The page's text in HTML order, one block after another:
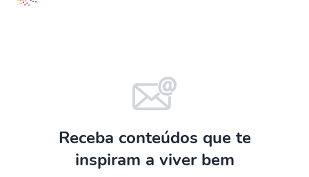
Receba conteúdos que te
inspiram a viver bem